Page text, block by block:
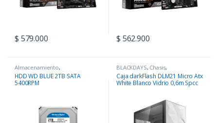
$ 579.000 $ 562.900
Almacenamiento,
COMPONENTES
HDD WD BLUE 2TB SATA
5400RPM
BLACKDAYS, Chasis,
COMPONENTES
Caja darkFlash DLM21 Micro Atx
White Blanco Vidrio 0,6m Spcc